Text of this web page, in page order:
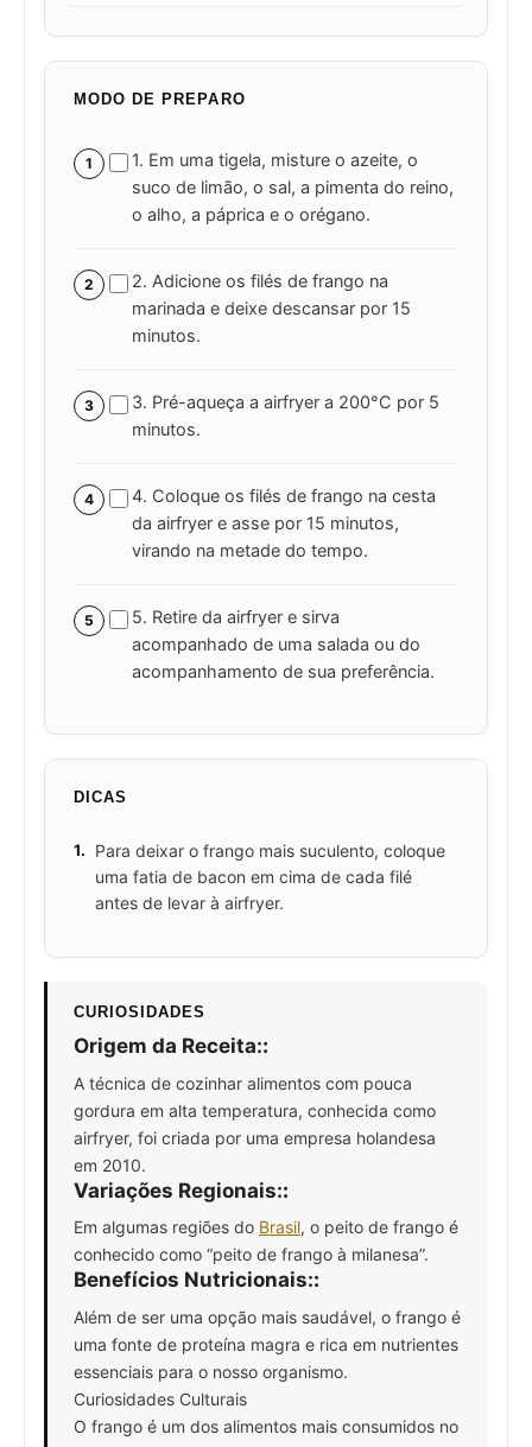
MODO DE PREPARO
1
1. Em uma tigela, misture o azeite, o
suco de limão, o sal, a pimenta do reino,
o alho, a páprica e o orégano.
2
2. Adicione os filés de frango na
marinada e deixe descansar por 15
minutos.
3
3. Pré-aqueça a airfryer a 200°C por 5
minutos.
4
4. Coloque os filés de frango na cesta
da airfryer e asse por 15 minutos,
virando na metade do tempo.
5
5. Retire da airfryer e sirva
acompanhado de uma salada ou do
acompanhamento de sua preferência.
DICAS
1.
Para deixar o frango mais suculento, coloque
uma fatia de bacon em cima de cada filé
antes de levar à airfryer.
CURIOSIDADES
Origem da Receita::
A técnica de cozinhar alimentos com pouca
gordura em alta temperatura, conhecida como
airfryer, foi criada por uma empresa holandesa
em 2010.
Variações Regionais::
Em algumas regiões do Brasil, o peito de frango é
conhecido como “peito de frango à milanesa”.
Benefícios Nutricionais::
Além de ser uma opção mais saudável, o frango é
uma fonte de proteína magra e rica em nutrientes
essenciais para o nosso organismo.
Curiosidades Culturais
O frango é um dos alimentos mais consumidos no